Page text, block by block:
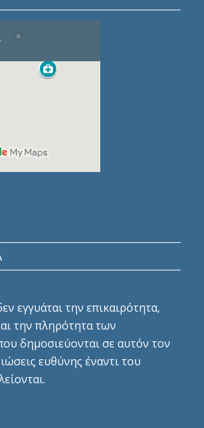
εγγυάται την επικαιρότητα,
την πληρότητα των
δημοσιεύονται σε αυτόν τον
ευθύνης έναντι του